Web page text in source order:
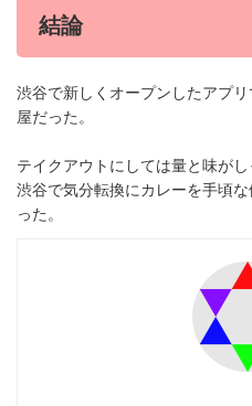
結論
渋谷で新しくオープンしたアプ
屋だった。
テイクアウトにしては量と味が
渋谷で気分転換にカレーを手頃
った。